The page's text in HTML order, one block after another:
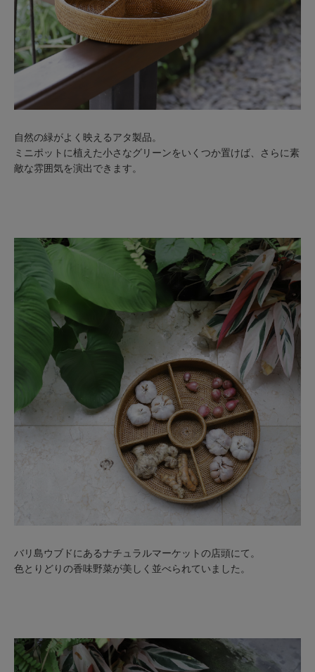
自然の緑がよく映えるアタ製品。
ミニポットに植えた小さなグリーンをいくつか置けば、さらに素
敵な雰囲気を演出できます。
バリ島ウブドにあるナチュラルマーケットの店頭にて。
色とりどりの香味野菜が美しく並べられていました。